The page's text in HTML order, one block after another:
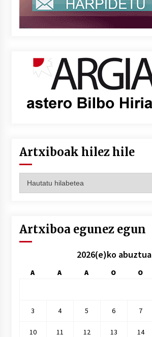
Artxiboak hilez hile
hilez
Artxiboa egunez egun
2026(e)ko abuztua
A A A O O
3 4 5 6 7
10 11 12 13 14